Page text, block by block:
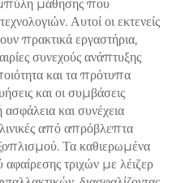
μάθησης που
Αυτοί οι εκτενείς
πρακτικά εργαστήρια,
συνεχούς ανάπτυξης
και τα πρότυπα
και οι συμβάσεις
και συνέχεια
από απρόβλεπτα
Τα καθιερωμένα
τριχών με λέιζερ